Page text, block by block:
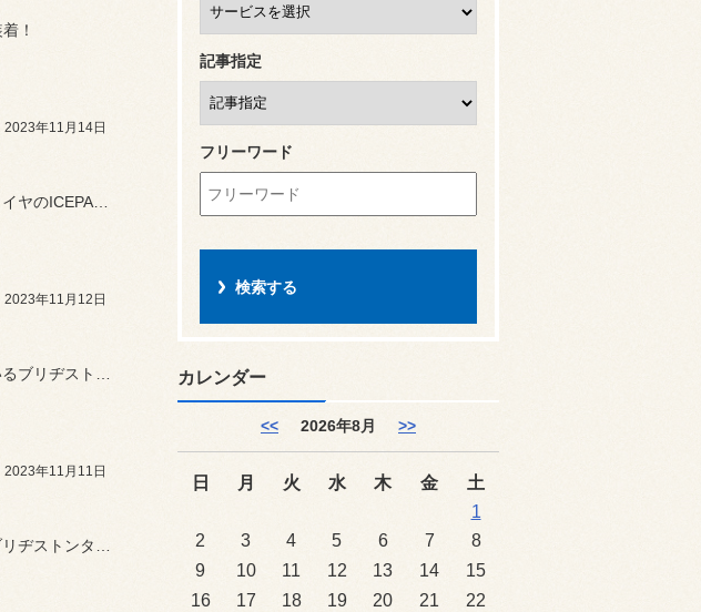
！
2023年11月14日
2023年11月12日
2023年11月11日
記事指定
フリーワード
カレンダー
<< 2026年8月 >>
日 月 火 水 木 金
土
1
2
3 4 5 6 7
8
9
10 11 12 13 14
15
16
17 18 19 20 21
22